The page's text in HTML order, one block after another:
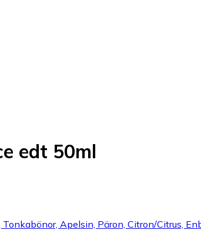
edt 50ml
Apelsin, Päron, Citron/Citrus,